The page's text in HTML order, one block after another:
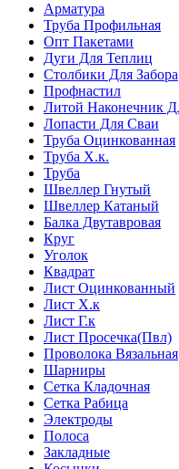
Арматура
Труба Профильная
Опт Пакетами
Дуги Для Теплиц
Столбики Для Забора
Профнастил
Литой Наконечник
Лопасти Для Сваи
Труба Оцинкованная
Труба Х.к.
Труба
Швеллер Гнутый
Швеллер Катаный
Балка Двутавровая
Круг
Уголок
Квадрат
Лист Оцинкованный
Лист Х.к
Лист Г.к
Лист Просечка(Пвл)
Проволока Вязальная
Шарниры
Сетка Кладочная
Сетка Рабица
Электроды
Полоса
Закладные